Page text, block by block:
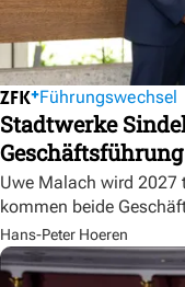
Führungswechsel
Stadtwerke
Uwe Malach wird 2027
kommen beide
Hans-Peter Hoeren